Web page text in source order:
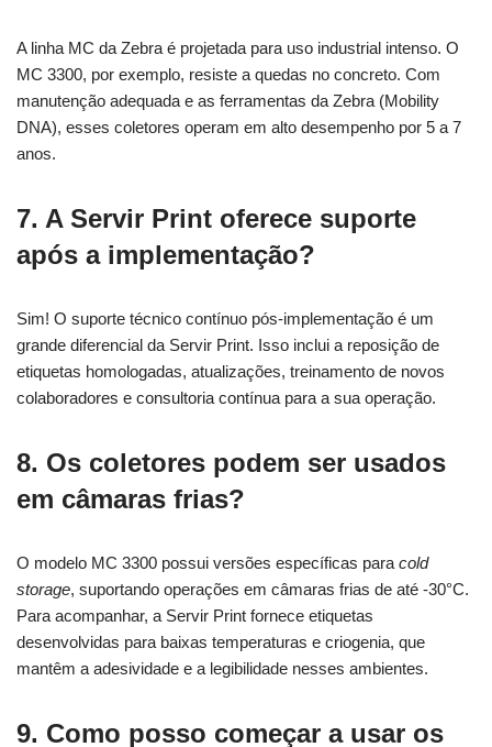
A linha MC da Zebra é projetada para uso industrial intenso. O
MC 3300, por exemplo, resiste a quedas no concreto. Com
manutenção adequada e as ferramentas da Zebra (Mobility
DNA), esses coletores operam em alto desempenho por 5 a 7
anos.
7. A Servir Print oferece suporte
após a implementação?
Sim! O suporte técnico contínuo pós-implementação é um
grande diferencial da Servir Print. Isso inclui a reposição de
etiquetas homologadas, atualizações, treinamento de novos
colaboradores e consultoria contínua para a sua operação.
8. Os coletores podem ser usados
em câmaras frias?
O modelo MC 3300 possui versões específicas para cold
storage, suportando operações em câmaras frias de até -30°C.
Para acompanhar, a Servir Print fornece etiquetas
desenvolvidas para baixas temperaturas e criogenia, que
mantêm a adesividade e a legibilidade nesses ambientes.
9. Como posso começar a usar os